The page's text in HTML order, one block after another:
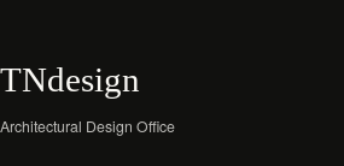
TNdesign
Architectural Design Office